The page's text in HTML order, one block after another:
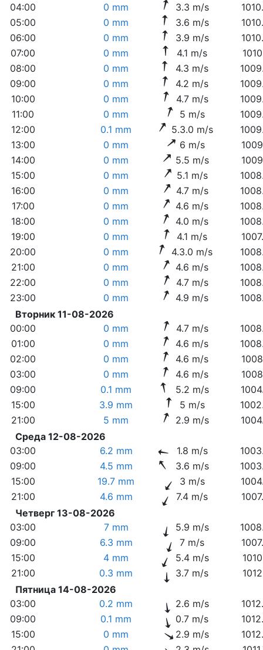
04:00
0 mm 3.3 m/s
05:00
0 mm 3.6 m/s
06:00
0 mm 3.9 m/s
07:00
0 mm 4.1 m/s
08:00
0 mm 4.3 m/s
09:00
0 mm 4.2 m/s
10:00
0 mm 4.7 m/s
11:00
0 mm 5 m/s
12:00
0.1 mm 5.3.0 m/s
13:00
0 mm 6 m/s
14:00
0 mm 5.5 m/s
15:00
0 mm 5.1 m/s
16:00
0 mm 4.7 m/s
17:00
0 mm 4.6 m/s
18:00
0 mm 4.0 m/s
19:00
0 mm 4.1 m/s
20:00
0 mm 4.3.0 m/s
21:00
0 mm 4.6 m/s
22:00
0 mm 4.7 m/s
23:00
0 mm 4.9 m/s
Вторник 11-08-2026
00:00
0 mm 4.7 m/s
01:00
0 mm 4.6 m/s
02:00
0 mm 4.6 m/s
03:00
0 mm 4.6 m/s
09:00
0.1 mm 5.2 m/s
15:00
3.9 mm 5 m/s
21:00
5 mm 2.9 m/s
Среда 12-08-2026
03:00
6.2 mm 1.8 m/s
09:00
4.5 mm 3.6 m/s
15:00
19.7 mm 3 m/s
21:00
4.6 mm 7.4 m/s
Четверг 13-08-2026
03:00
7 mm 5.9 m/s
09:00
6.3 mm 7 m/s
15:00
4 mm 5.4 m/s
21:00
0.3 mm 3.7 m/s
Пятница 14-08-2026
03:00
0.2 mm 2.6 m/s
09:00
0.1 mm 0.7 m/s
15:00
0 mm 2.9 m/s